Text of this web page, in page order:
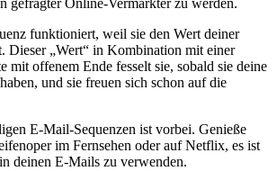
gefragter Online-Vermarkter zu werden.
funktioniert, weil sie den Wert deiner
Dieser „Wert“ in Kombination mit einer
mit offenem Ende fesselt sie, sobald sie deine
und sie freuen sich schon auf die
E-Mail-Sequenzen ist vorbei. Genieße
im Fernsehen oder auf Netflix, es ist
deinen E-Mails zu verwenden.